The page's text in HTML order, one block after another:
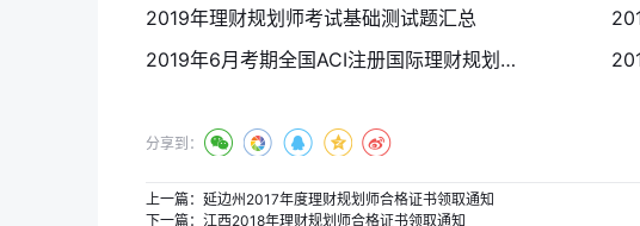
2019年理财规划师考试基础测试题汇总
2019年6月考期全国ACI注册国际理财规划师成绩查询入口汇总
分享到：
上一篇： 延边州2017年度理财规划师合格证书领取通知
下一篇： 江西2018年理财规划师合格证书领取通知